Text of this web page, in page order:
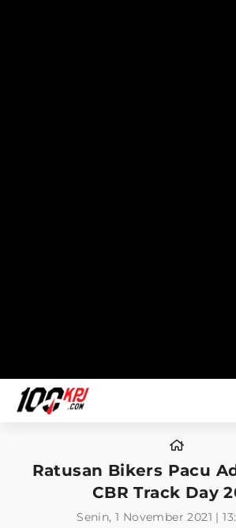
Ratusan Bikers Pacu
CBR Track Day
Senin, 1 November 2021 |